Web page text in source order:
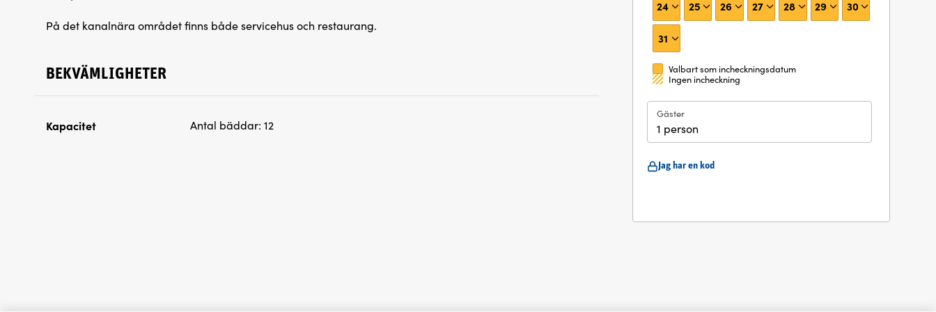
På det kanalnära området finns både servicehus och restaurang.
BEKVÄMLIGHETER
Kapacitet Antal bäddar: 12
24 25 26 27 28 29 30
31
Valbart som incheckningsdatum
Ingen incheckning
Gäster
1 person
Jag har en kod